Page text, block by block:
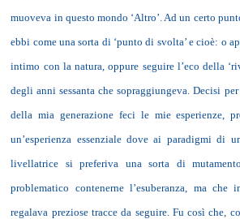
muoveva in questo mondo ‘Altro’. Ad un certo
ebbi come una sorta di ‘punto di svolta’ e cioè: o
intimo con la natura, oppure seguire l’eco della
degli anni sessanta che sopraggiungeva. Decisi
della mia generazione feci le mie esperienze,
un’esperienza essenziale dove ai paradigmi di
livellatrice si preferiva una sorta di
problematico contenerne l’esuberanza, ma che
regalava preziose tracce da seguire. Fu così che,